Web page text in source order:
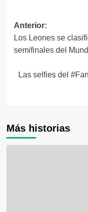
Navegación
de
Anterior:
Los Leones se
semifinales del
Las selfies del
Más historias